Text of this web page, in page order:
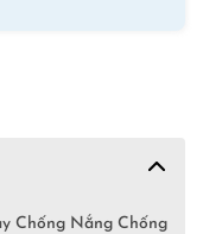
Chống Nắng Chống